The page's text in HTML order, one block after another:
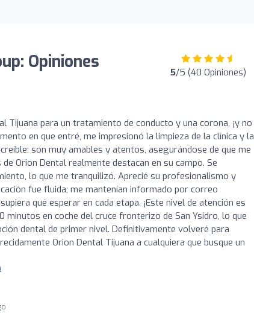
Opiniones 5/5 (40 Opiniones)
Tijuana para un tratamiento de conducto y una corona, ¡y no
en que entré, me impresionó la limpieza de la clínica y la
son muy amables y atentos, asegurándose de que me
Orion Dental realmente destacan en su campo. Se
lo que me tranquilizó. Aprecié su profesionalismo y
fue fluida; me mantenían informado por correo
qué esperar en cada etapa. ¡Este nivel de atención es
en coche del cruce fronterizo de San Ysidro, lo que
dental de primer nivel. Definitivamente volveré para
Orion Dental Tijuana a cualquiera que busque un